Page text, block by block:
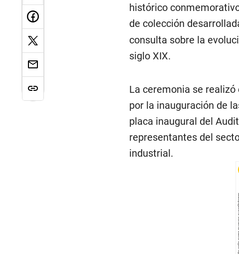
histórico
de colección
consulta sobre la
siglo XIX.
La ceremonia se
por la inauguración de
placa inaugural del
representantes del
industrial.